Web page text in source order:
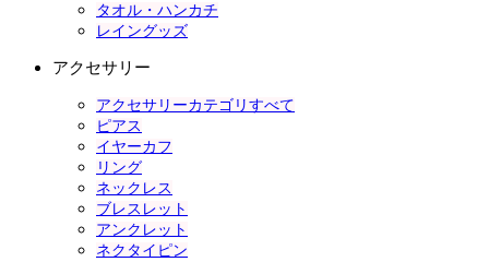
タオル・ハンカチ
レイングッズ
アクセサリー
アクセサリーカテゴリすべて
ピアス
イヤーカフ
リング
ネックレス
ブレスレット
アンクレット
ネクタイピン